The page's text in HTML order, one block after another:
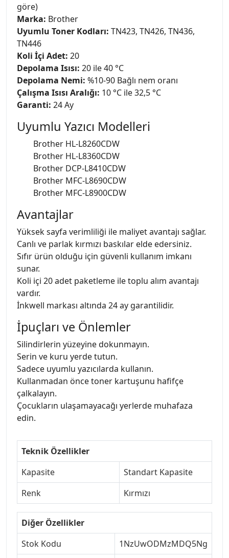
göre)
Marka: Brother
Uyumlu Toner Kodları: TN423, TN426, TN436,
TN446
Koli İçi Adet: 20
Depolama Isısı: 20 ile 40 °C
Depolama Nemi: %10-90 Bağlı nem oranı
Çalışma Isısı Aralığı: 10 °C ile 32,5 °C
Garanti: 24 Ay
Uyumlu Yazıcı Modelleri
Brother HL-L8260CDW
Brother HL-L8360CDW
Brother DCP-L8410CDW
Brother MFC-L8690CDW
Brother MFC-L8900CDW
Avantajlar
Yüksek sayfa verimliliği ile maliyet avantajı sağlar.
Canlı ve parlak kırmızı baskılar elde edersiniz.
Sıfır ürün olduğu için güvenli kullanım imkanı
sunar.
Koli içi 20 adet paketleme ile toplu alım avantajı
vardır.
İnkwell markası altında 24 ay garantilidir.
İpuçları ve Önlemler
Silindirlerin yüzeyine dokunmayın.
Serin ve kuru yerde tutun.
Sadece uyumlu yazıcılarda kullanın.
Kullanmadan önce toner kartuşunu hafifçe
çalkalayın.
Çocukların ulaşamayacağı yerlerde muhafaza
edin.
Teknik Özellikler
Kapasite
Standart Kapasite
Renk
Kırmızı
Diğer Özellikler
Stok Kodu
1NzUwODMzMDQ5Ng